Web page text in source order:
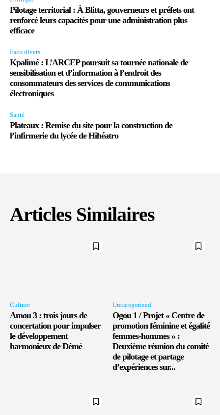
Pilotage territorial : À Blitta, gouverneurs et préfets ont
renforcé leurs capacités pour une administration plus
efficace
Faits divers
Kpalimé : L’ARCEP poursuit sa tournée nationale de
sensibilisation et d’information à l’endroit des
consommateurs des services de communications
électroniques
Santé
Plateaux : Remise du site pour la construction de
l’infirmerie du lycée de Hihéatro
Articles Similaires
Culture
Amou 3 : trois jours de
concertation pour impulser
le développement
harmonieux de Démé
Uncategorized
Ogou 1 / Projet « Centre de
promotion féminine et égalité
femmes-hommes » :
Deuxième réunion du comité
de pilotage et partage
d’expériences sur...